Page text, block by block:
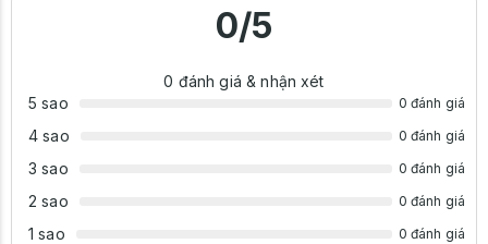
Rộng: 120cm – 160cm – 180cm
Trực tiếp tại xưởngNội thất Sinh Liên
chuẩn kỹ thuật, chất lượng vượt trội.
👉 Hình ảnh sản phẩm có thể khác đôi chút so với thực tế do
ánh sáng, góc chụp hoặc mô phỏng bằng ảnh 3D. Vui lòng
0/5
0 đánh giá & nhận xét
5 sao
0 đánh giá
4 sao 0 đánh giá
3 sao 0 đánh giá
2 sao 0 đánh giá
1 sao 0 đánh giá